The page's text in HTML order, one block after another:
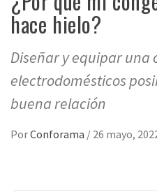
hace hielo?
Diseñar y equipar una
electrodomésticos
buena relación
PorConforama / 26 mayo,